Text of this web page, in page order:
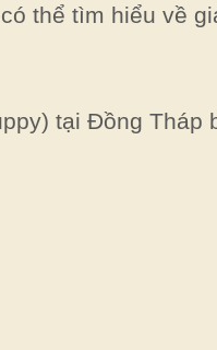
thể tìm hiểu về
tại Đồng Tháp